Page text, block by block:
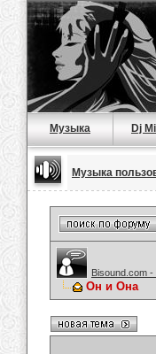
Музыка Dj
Музыка
Bisound.com
Он и Она